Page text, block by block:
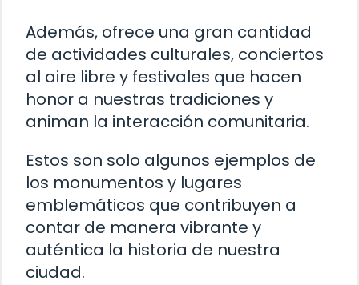
Además, ofrece una gran cantidad
de actividades culturales, conciertos
al aire libre y festivales que hacen
honor a nuestras tradiciones y
animan la interacción comunitaria.
Estos son solo algunos ejemplos de
los monumentos y lugares
emblemáticos que contribuyen a
contar de manera vibrante y
auténtica la historia de nuestra
ciudad.